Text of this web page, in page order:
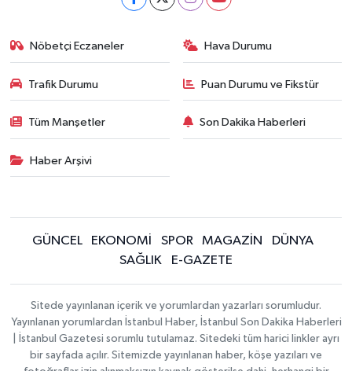
Nöbetçi Eczaneler Hava Durumu
Trafik Durumu Puan Durumu ve Fikstür
Tüm Manşetler Son Dakika Haberleri
Haber Arşivi
GÜNCEL EKONOMİ SPOR MAGAZİN
DÜNYA
SAĞLIK
E-GAZETE
Sitede yayınlanan içerik ve yorumlardan yazarları sorumludur.
Yayınlanan yorumlardan İstanbul Haber, İstanbul Son Dakika Haberleri
| İstanbul Gazetesi sorumlu tutulamaz. Sitedeki tüm harici linkler ayrı
bir sayfada açılır. Sitemizde yayınlanan haber, köşe yazıları ve